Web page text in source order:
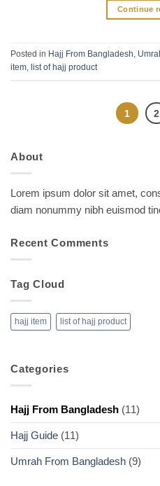
Continue
Posted in Hajj From Bangladesh,
item, list of hajj product
1 2
About
Lorem ipsum dolor sit amet,
diam nonummy nibh euismod
Recent Comments
Tag Cloud
hajj item list of hajj product
Categories
Hajj From Bangladesh (11)
Hajj Guide (11)
Umrah From Bangladesh (9)